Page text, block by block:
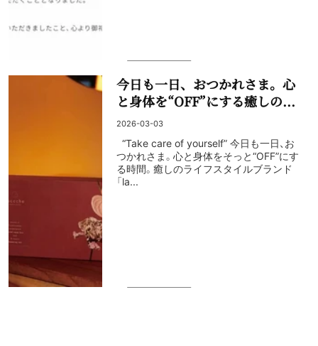
今日も一日、おつかれさま。心
と身体を“OFF”にする癒しの...
2026-03-03
“Take care of yourself” 今日も一日、お
つかれさま。心と身体をそっと“OFF”にす
る時間。癒しのライフスタイルブランド
「la...